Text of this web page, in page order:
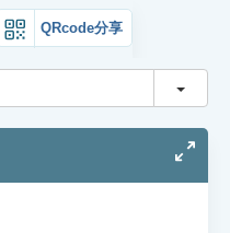
QRcode分享
切換